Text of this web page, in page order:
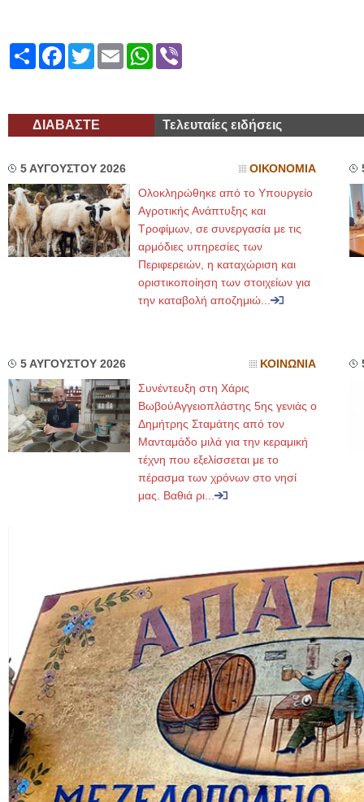
ShareFacebook
TwitterEmailWhatsApp
ΔΙΑΒΑΣΤΕ Τελευταίες ειδήσεις
5 ΑΥΓΟΥΣΤΟΥ 2026 ΟΙΚΟΝΟΜΙΑ
Ολοκληρώθηκε από το Υπουργείο
Αγροτικής Ανάπτυξης και
Τροφίμων, σε συνεργασία με τις
αρμόδιες υπηρεσίες των
Περιφερειών, η καταχώριση και
οριστικοποίηση των στοιχείων για
την καταβολή αποζημιώ...
5 ΑΥΓΟΥΣΤΟΥ 2026 ΚΟΙΝΩΝΙΑ
Συνέντευξη στη Χάρις
ΒωβούΑγγειοπλάστης 5ης γενιάς ο
Δημήτρης Σταμάτης από τον
Μανταμάδο μιλά για την κεραμική
τέχνη που εξελίσσεται με το
πέρασμα των χρόνων στο νησί
μας. Βαθιά ρι...